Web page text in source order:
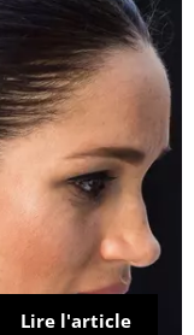
Lire l'article